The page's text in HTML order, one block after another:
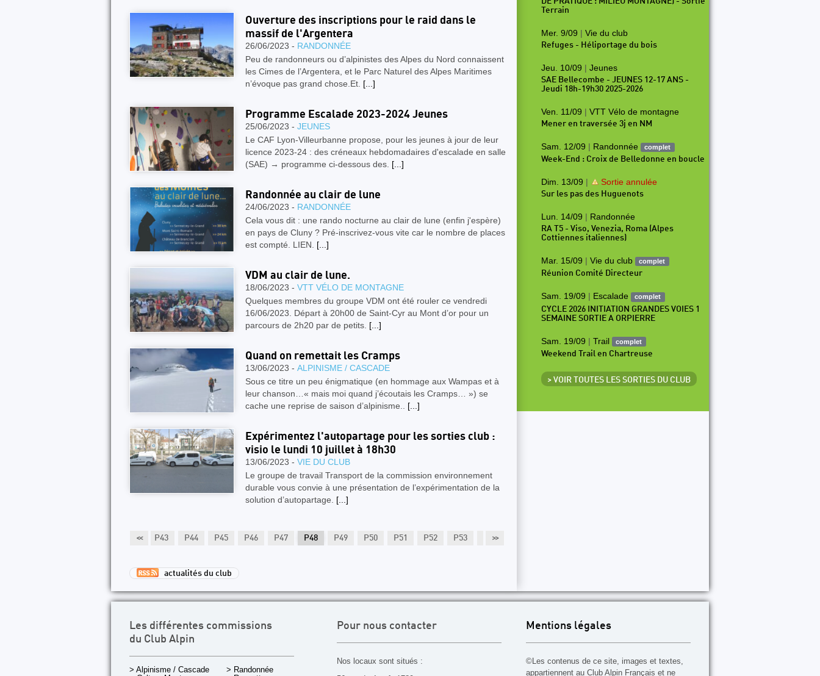
Ouverture des inscriptions pour le raid dans le
massif de l'Argentera
26/06/2023 - RANDONNÉE
Peu de randonneurs ou d’alpinistes des Alpes du Nord connaissent
les Cimes de l’Argentera, et le Parc Naturel des Alpes Maritimes
n’évoque pas grand chose.Et. [...]
Programme Escalade 2023-2024 Jeunes
25/06/2023 - JEUNES
Le CAF Lyon-Villeurbanne propose, pour les jeunes à jour de leur
licence 2023-24 : des créneaux hebdomadaires d'escalade en salle
(SAE) → programme ci-dessous des. [...]
Randonnée au clair de lune
24/06/2023 - RANDONNÉE
Cela vous dit : une rando nocturne au clair de lune (enfin j'espère)
en pays de Cluny ? Pré-inscrivez-vous vite car le nombre de places
est compté. LIEN. [...]
VDM au clair de lune.
18/06/2023 - VTT VÉLO DE MONTAGNE
Quelques membres du groupe VDM ont été rouler ce vendredi
16/06/2023. Départ à 20h00 de Saint-Cyr au Mont d’or pour un
parcours de 2h20 par de petits. [...]
Quand on remettait les Cramps
13/06/2023 - ALPINISME / CASCADE
Sous ce titre un peu énigmatique (en hommage aux Wampas et à
leur chanson…« mais moi quand j’écoutais les Cramps… ») se
cache une reprise de saison d’alpinisme.. [...]
Expérimentez l'autopartage pour les sorties club :
visio le lundi 10 juillet à 18h30
13/06/2023 - VIE DU CLUB
Le groupe de travail Transport de la commission environnement
durable vous convie à une présentation de l’expérimentation de la
solution d’autopartage. [...]
<< >>
P42 P43 P44 P45 P46 P47 P48 P49 P50 P51 P52 P53 P54
actualités du club
Terrain
Mer. 9/09 | Vie du club
Refuges - Héliportage du bois
Jeu. 10/09 | Jeunes
SAE Bellecombe - JEUNES 12-17 ANS -
Jeudi 18h-19h30 2025-2026
Ven. 11/09 | VTT Vélo de montagne
Mener en traversée 3j en NM
Sam. 12/09 | Randonnée complet
Week-End : Croix de Belledonne en boucle
Dim. 13/09 | Sortie annulée
Sur les pas des Huguenots
Lun. 14/09 | Randonnée
RA T5 - Viso, Venezia, Roma (Alpes
Cottiennes italiennes)
Mar. 15/09 | Vie du club complet
Réunion Comité Directeur
Sam. 19/09 | Escalade complet
CYCLE 2026 INITIATION GRANDES VOIES 1
SEMAINE SORTIE A ORPIERRE
Sam. 19/09 | Trail complet
Weekend Trail en Chartreuse
> VOIR TOUTES LES SORTIES DU CLUB
Les différentes commissions
du Club Alpin
> Alpinisme / Cascade
> Randonnée
Pour nous contacter
Nos locaux sont situés :
Mentions légales
©Les contenus de ce site, images et textes,
appartiennent au Club Alpin Français et ne